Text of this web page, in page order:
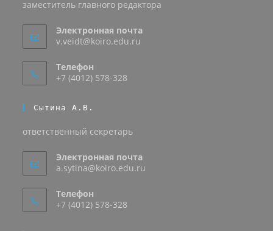
заместитель главного редактора
Электронная почта
v.veidt@koiro.edu.ru
Телефон
+7 (4012) 578-328
Сытина А.В.
ответственный секретарь
Электронная почта
a.sytina@koiro.edu.ru
Телефон
+7 (4012) 578-328